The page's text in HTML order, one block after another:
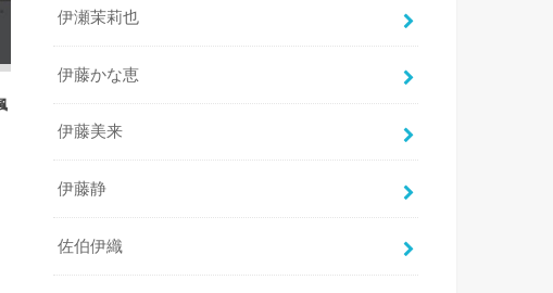
伊瀬茉莉也
伊藤かな恵
伊藤美来
伊藤静
佐伯伊織